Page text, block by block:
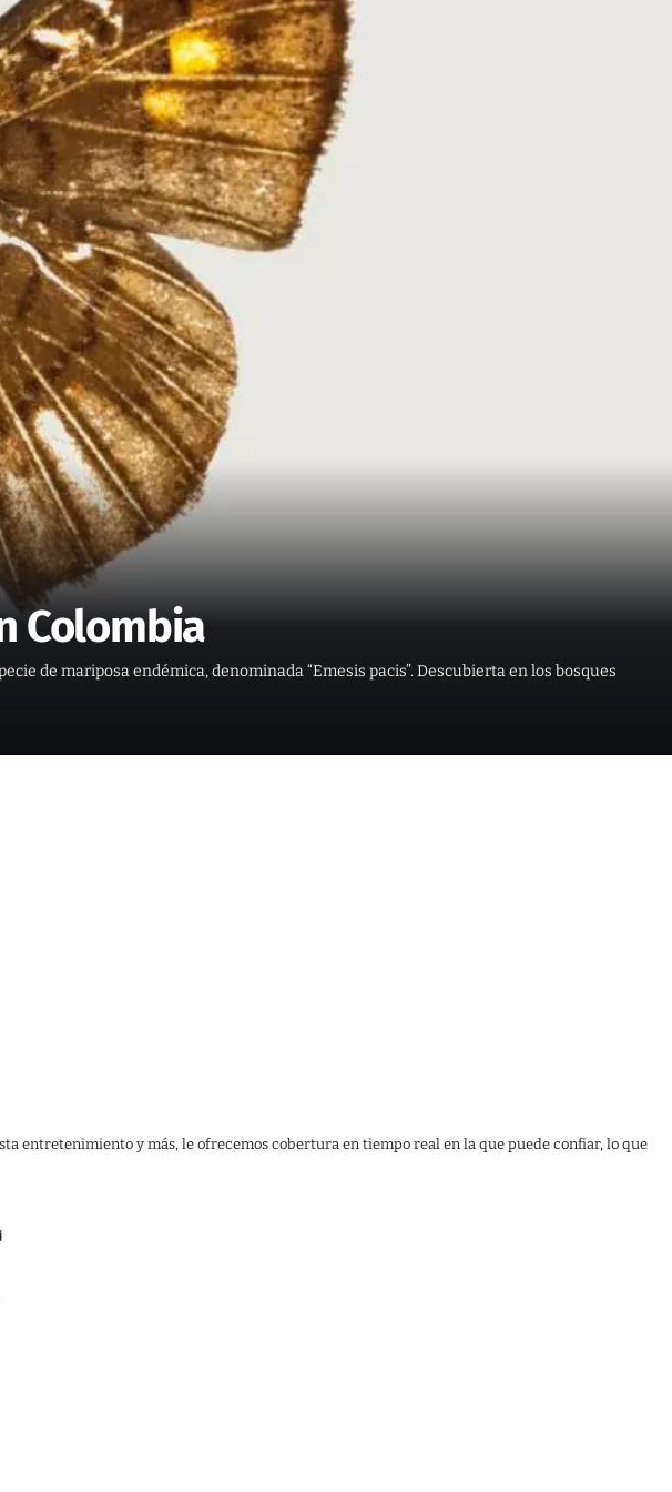
Colombia
de mariposa endémica, denominada “Emesis pacis”. Descubierta en los bosques
entretenimiento y más, le ofrecemos cobertura en tiempo real en la que puede confiar, lo que